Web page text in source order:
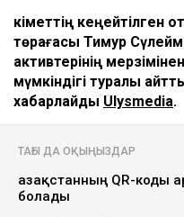
Үкіметтің
төрағасы Тимур
активтерінің
мүмкіндігі туралы
хабарлайды Ulysmedia.
ТАҒЫ ДА ОҚЫҢЫЗДАР
Қазақстанның QR-коды
болады